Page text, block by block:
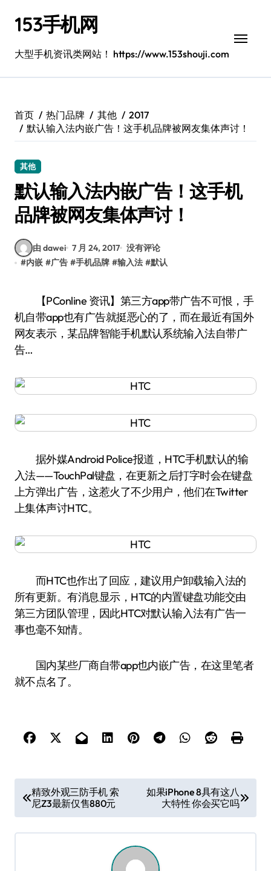
153手机网
大型手机资讯类网站！ https://www.153shouji.com
首页 热门品牌 其他
2017
默认输入法内嵌广告！这手机品牌被网友集体声讨！
其他
默认输入法内嵌广告！这手机
品牌被网友集体声讨！
由 dawei 7 月 24, 2017 没有评论
#内嵌 #广告 #手机品牌 #输入法 #默认
【PConline 资讯】第三方app带广告不可恨，手
机自带app也有广告就挺恶心的了，而在最近有国外
网友表示，某品牌智能手机默认系统输入法自带广
告…
据外媒Android Police报道，HTC手机默认的输
入法——TouchPal键盘，在更新之后打字时会在键盘
上方弹出广告，这惹火了不少用户，他们在Twitter
上集体声讨HTC。
而HTC也作出了回应，建议用户卸载输入法的
所有更新。有消息显示，HTC的内置键盘功能交由
第三方团队管理，因此HTC对默认输入法有广告一
事也毫不知情。
国内某些厂商自带app也内嵌广告，在这里笔者
就不点名了。
章
导
精致外观三防手机 索
尼Z3最新仅售880元
如果iPhone 8具有这八
大特性 你会买它吗